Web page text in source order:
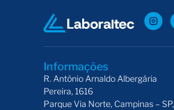
Informações
R. Antônio Arnaldo Albergária
Pereira, 1616
Parque Via Norte, Campinas – SP,